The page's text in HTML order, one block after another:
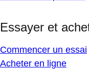
Essayer et
Commencer un essai
Acheter en ligne